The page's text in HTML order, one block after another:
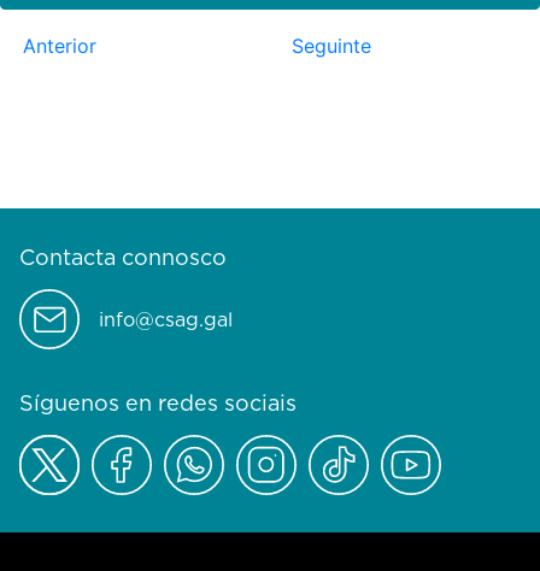
Anterior Seguinte
Contacta connosco
info@csag.gal
Síguenos en redes sociais